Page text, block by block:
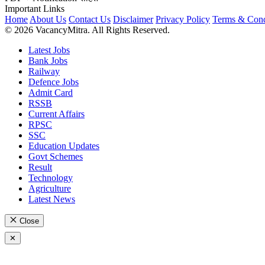
Important Links
Home About Us Contact Us Disclaimer Privacy Policy Terms &
© 2026 VacancyMitra. All Rights Reserved.
Latest Jobs
Bank Jobs
Railway
Defence Jobs
Admit Card
RSSB
Current Affairs
RPSC
SSC
Education Updates
Govt Schemes
Result
Technology
Agriculture
Latest News
Close
✕